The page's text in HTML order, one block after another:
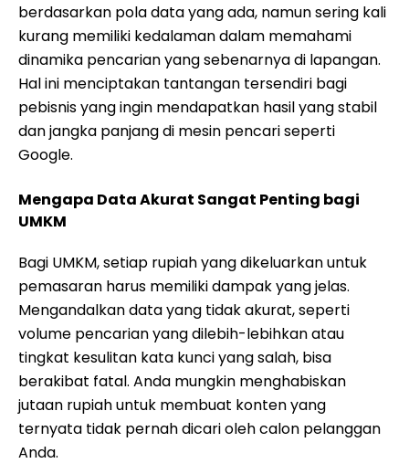
berdasarkan pola data yang ada, namun sering kali
kurang memiliki kedalaman dalam memahami
dinamika pencarian yang sebenarnya di lapangan.
Hal ini menciptakan tantangan tersendiri bagi
pebisnis yang ingin mendapatkan hasil yang stabil
dan jangka panjang di mesin pencari seperti
Google.
Mengapa Data Akurat Sangat Penting bagi
UMKM
Bagi UMKM, setiap rupiah yang dikeluarkan untuk
pemasaran harus memiliki dampak yang jelas.
Mengandalkan data yang tidak akurat, seperti
volume pencarian yang dilebih-lebihkan atau
tingkat kesulitan kata kunci yang salah, bisa
berakibat fatal. Anda mungkin menghabiskan
jutaan rupiah untuk membuat konten yang
ternyata tidak pernah dicari oleh calon pelanggan
Anda.